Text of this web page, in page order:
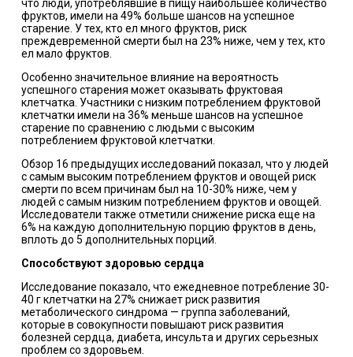
что люди, употреблявшие в пищу наибольшее количество
фруктов, имели на 49% больше шансов на успешное
старение. У тех, кто ел много фруктов, риск
преждевременной смерти был на 23% ниже, чем у тех, кто
ел мало фруктов.
Особенно значительное влияние на вероятность
успешного старения может оказывать фруктовая
клетчатка. Участники с низким потреблением фруктовой
клетчатки имели на 36% меньше шансов на успешное
старение по сравнению с людьми с высоким
потреблением фруктовой клетчатки.
Обзор 16 предыдущих исследований показал, что у людей
с самым высоким потреблением фруктов и овощей риск
смерти по всем причинам был на 10-30% ниже, чем у
людей с самым низким потреблением фруктов и овощей.
Исследователи также отметили снижение риска еще на
6% на каждую дополнительную порцию фруктов в день,
вплоть до 5 дополнительных порций.
Способствуют здоровью сердца
Исследование показало, что ежедневное потребление 30-
40 г клетчатки на 27% снижает риск развития
метаболического синдрома — группа заболеваний,
которые в совокупности повышают риск развития
болезней сердца, диабета, инсульта и других серьезных
проблем со здоровьем.